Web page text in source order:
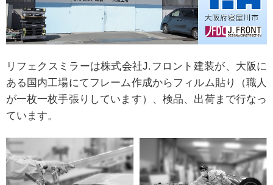
リフェクスミラーは株式会社J.フロント建装が、大阪に
ある国内工場にてフレーム作成からフィルム貼り（職人
が一枚一枚手張りしています）、検品、出荷まで行なっ
ています。